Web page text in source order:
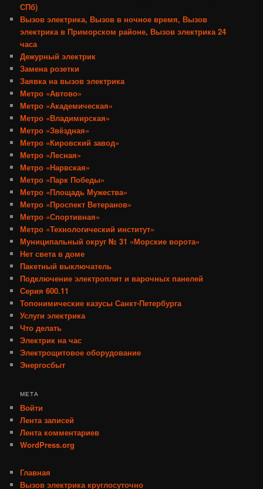
СПб)
Вызов электрика, Вызов в ночное время, Вызов
электрика в Приморском районе, Вызов электрика 24
часа
Дежурный электрик
Замена розетки
Заявка на вызов электрика
Метро «Автово»
Метро «Академическая»
Метро «Владимирская»
Метро «Звёздная»
Метро «Кировский завод»
Метро «Лесная»
Метро «Нарвская»
Метро «Парк Победы»
Метро «Площадь Мужества»
Метро «Проспект Ветеранов»
Метро «Спортивная»
Метро «Технологический институт»
Муниципальный округ № 31 «Морские ворота»
Нет света в доме
Пакетный выключатель
Подключение электроплит и варочных панелей
Серия 600.11
Топонимические казусы Санкт-Петербурга
Услуги электрика
Что делать
Электрик на час
Электрощитовое оборудование
Энергосбыт
МЕТА
Войти
Лента записей
Лента комментариев
WordPress.org
Главная
Вызов электрика круглосуточно